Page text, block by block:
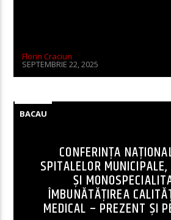
Florin Craciun
SEPTEMBRIE 22, 2025
BACAU
CONFERINȚA
SPITALELOR
ȘI
ÎMBUNĂTĂȚIREA
MEDICAL – PREZENT ȘI